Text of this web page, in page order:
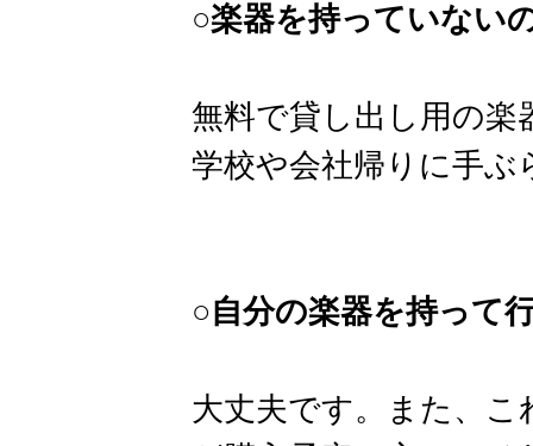
○楽器を持っていない
無料で貸し出し用の
学校や会社帰りに手
○自分の楽器を持って
大丈夫です。また、